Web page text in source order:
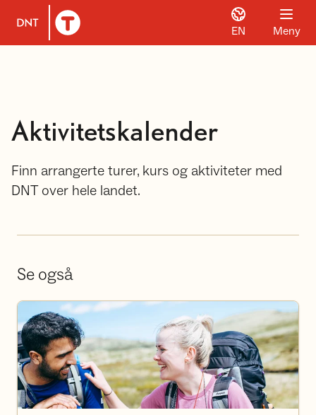
Til DNT.no forside
EN Meny
Aktivitetskalender
Finn arrangerte turer, kurs og aktiviteter med
DNT over hele landet.
Se også
Bli frivillig